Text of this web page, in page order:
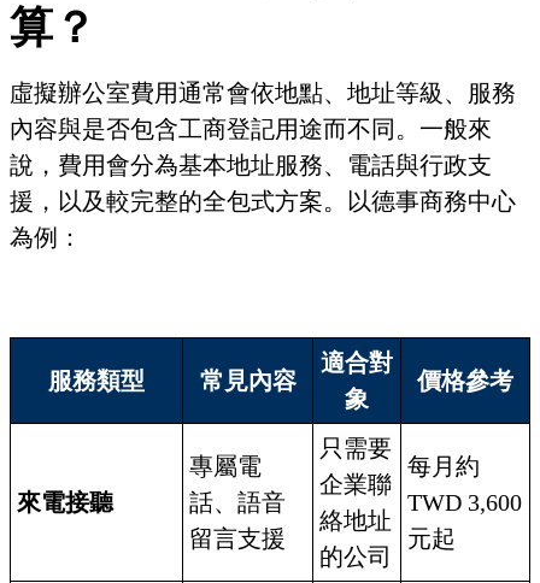
算？
虛擬辦公室費用通常會依地點、地址等級、服務
內容與是否包含工商登記用途而不同。一般來
說，費用會分為基本地址服務、電話與行政支
援，以及較完整的全包式方案。以德事商務中心
為例：
服務類型 常見內容
適合對
象
價格參考
來電接聽
專屬電
話、語音
留言支援
只需要
企業聯
絡地址
的公司
每月約
TWD 3,600
元起